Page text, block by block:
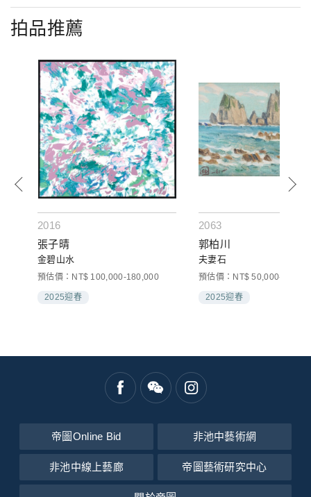
拍品推薦
2016
張子晴
金碧山水
預估價：NT$ 100,000-180,000
2025迎春
2063
郭柏川
夫妻石
預估價：NT$ 50,000-
2025迎春
帝圖Online Bid 非池中藝術網
非池中線上藝廊 帝圖藝術研究中心